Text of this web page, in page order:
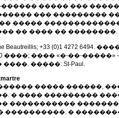
�������� ����� ���
��� ���������
�����
�� ���� �� ��������.
Beautreillis; +33 (0)1 4272
����; ���� «�-��-�����»
�����: St-Paul.
������� ����� ������,
� ���� ���������
�����������
����������. �